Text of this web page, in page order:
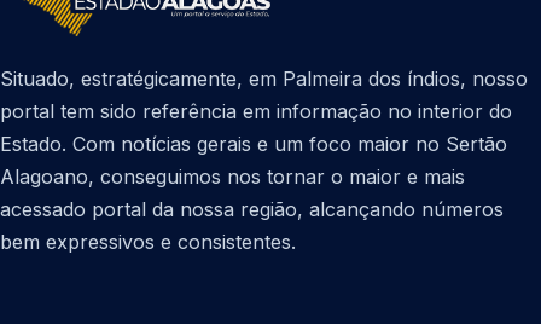
Situado, estratégicamente, em Palmeira dos índios, nosso
portal tem sido referência em informação no interior do
Estado. Com notícias gerais e um foco maior no Sertão
Alagoano, conseguimos nos tornar o maior e mais
acessado portal da nossa região, alcançando números
bem expressivos e consistentes.